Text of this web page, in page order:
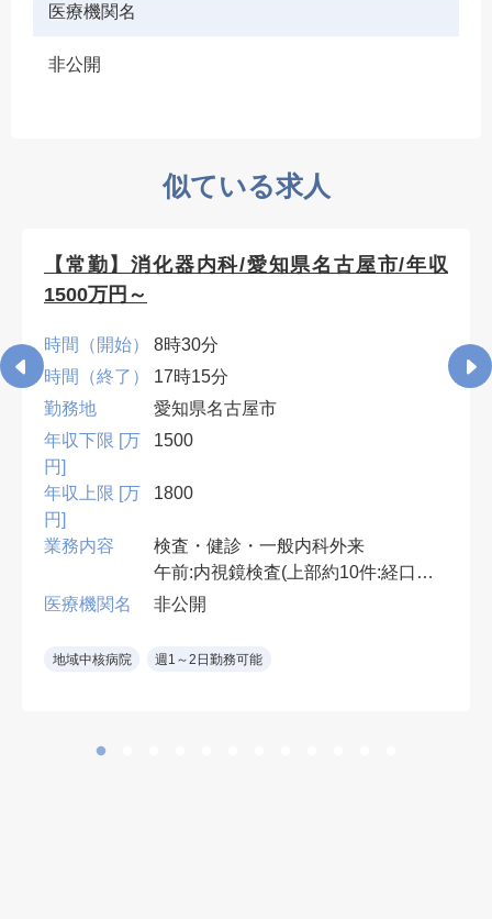
医療機関名
非公開
似ている求人
【常勤】消化器内科/愛知県名古屋市/年収
1500万円～
時間（開始）
8時30分
時間（終了）
17時15分
勤務地
愛知県名古屋市
年収下限 [万
円]
1500
年収上限 [万
円]
1800
業務内容
検査・健診・一般内科外来
午前:内視鏡検査(上部約10件:経口・
経鼻)
透視読影,一般内科外来(1コマ),ワク
医療機関名 非公開
地域中核病院 週1～2日勤務可能